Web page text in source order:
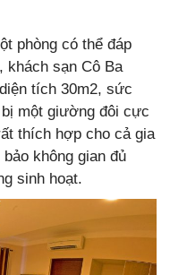
phòng có thể đáp
khách sạn Cô Ba
tích 30m2, sức
một giường đôi cực
thích hợp cho cả gia
không gian đủ
sinh hoạt.